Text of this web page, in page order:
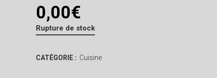
0,00€
Rupture de stock
CATÉGORIE : Cuisine